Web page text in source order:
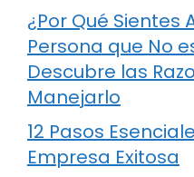
¿Por Qué Sientes
Persona que No
Descubre las
Manejarlo
12 Pasos
Empresa Exitosa